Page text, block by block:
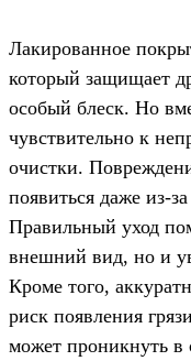
Лакированное
который защищает
особый блеск. Но
чувствительно к
очистки.
появиться даже из-
Правильный уход
внешний вид, но и
Кроме того,
риск появления
может проникнуть в